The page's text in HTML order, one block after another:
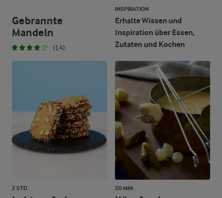
Gebrannte
Mandeln
(14)
INSPIRATION
Erhalte Wissen und
Inspiration über Essen,
Zutaten und Kochen
2 STD. 20 MIN.